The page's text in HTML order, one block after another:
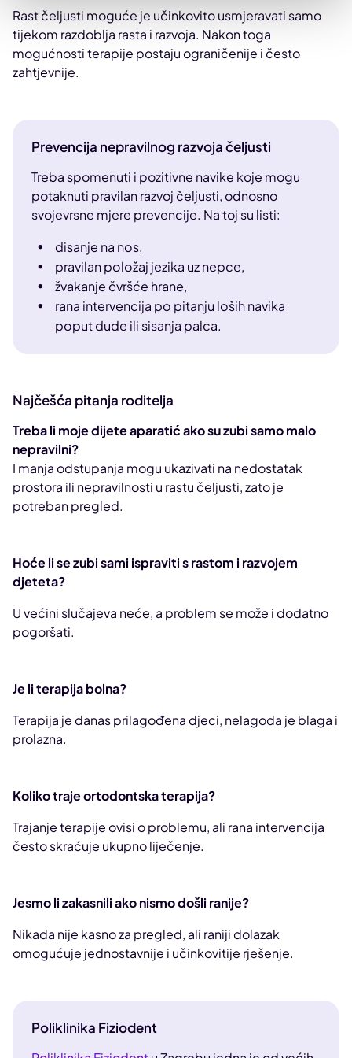
Rast čeljusti moguće je učinkovito usmjeravati samo
tijekom razdoblja rasta i razvoja. Nakon toga
mogućnosti terapije postaju ograničenije i često
zahtjevnije.
Prevencija nepravilnog razvoja čeljusti
Treba spomenuti i pozitivne navike koje mogu
potaknuti pravilan razvoj čeljusti, odnosno
svojevrsne mjere prevencije. Na toj su listi:
disanje na nos,
pravilan položaj jezika uz nepce,
žvakanje čvršće hrane,
rana intervencija po pitanju loših navika
poput dude ili sisanja palca.
Najčešća pitanja roditelja
Treba li moje dijete aparatić ako su zubi samo malo
nepravilni?
I manja odstupanja mogu ukazivati na nedostatak
prostora ili nepravilnosti u rastu čeljusti, zato je
potreban pregled.
Hoće li se zubi sami ispraviti s rastom i razvojem
djeteta?
U većini slučajeva neće, a problem se može i dodatno
pogoršati.
Je li terapija bolna?
Terapija je danas prilagođena djeci, nelagoda je blaga i
prolazna.
Koliko traje ortodontska terapija?
Trajanje terapije ovisi o problemu, ali rana intervencija
često skraćuje ukupno liječenje.
Jesmo li zakasnili ako nismo došli ranije?
Nikada nije kasno za pregled, ali raniji dolazak
omogućuje jednostavnije i učinkovitije rješenje.
Poliklinika Fiziodent